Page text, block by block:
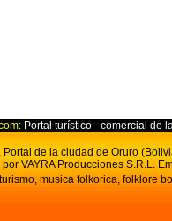
Portal turístico - comercial de
de la ciudad de Oruro
VAYRA Producciones S.R.L.
musica folkorica, folklore